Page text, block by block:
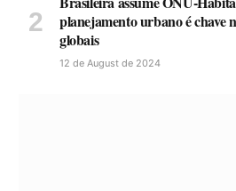
planejamento urbano é chave
globais
12 de August de 2024